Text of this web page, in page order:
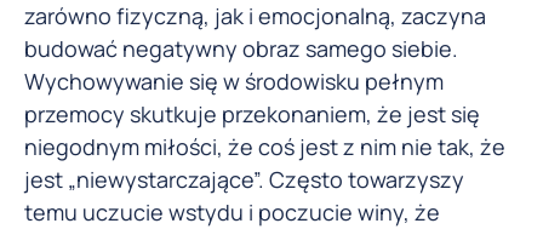
zarówno fizyczną, jak i emocjonalną, zaczyna
budować negatywny obraz samego siebie.
Wychowywanie się w środowisku pełnym
przemocy skutkuje przekonaniem, że jest się
niegodnym miłości, że coś jest z nim nie tak, że
jest „niewystarczające”. Często towarzyszy
temu uczucie wstydu i poczucie winy, że